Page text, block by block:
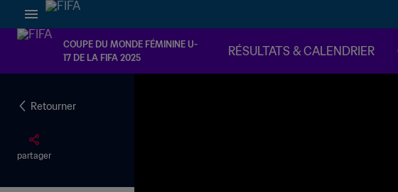
COUPE DU MONDE FÉMININE U-
17 DE LA FIFA 2025
RÉSULTATS & CALENDRIER
Retourner
partager